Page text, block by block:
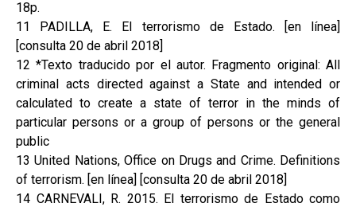
18p.
11 PADILLA, E. El terrorismo de Estado. [en línea]
[consulta 20 de abril 2018]
12 *Texto traducido por el autor. Fragmento original: All
criminal acts directed against a State and intended or
calculated to create a state of terror in the minds of
particular persons or a group of persons or the general
public
13 United Nations, Office on Drugs and Crime. Definitions
of terrorism. [en línea] [consulta 20 de abril 2018]
14 CARNEVALI, R. 2015. El terrorismo de Estado como